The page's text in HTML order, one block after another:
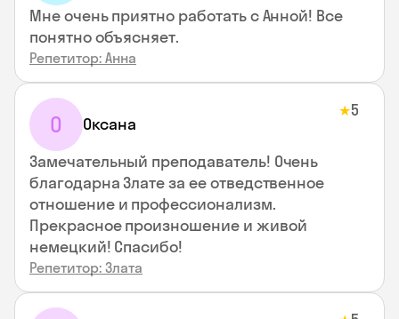
Мне очень приятно работать с Анной! Все
понятно объясняет.
Репетитор: Анна
О Оксана
★5
Замечательный преподаватель! Очень
благодарна Злате за ее отведственное
отношение и профессионализм.
Прекрасное произношение и живой
немецкий! Спасибо!
Репетитор: Злата